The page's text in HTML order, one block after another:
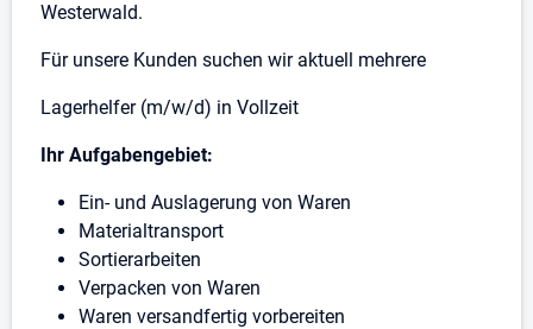
Westerwald.
Für unsere Kunden suchen wir aktuell mehrere
Lagerhelfer (m/w/d) in Vollzeit
Ihr Aufgabengebiet:
Ein- und Auslagerung von Waren
Materialtransport
Sortierarbeiten
Verpacken von Waren
Waren versandfertig vorbereiten